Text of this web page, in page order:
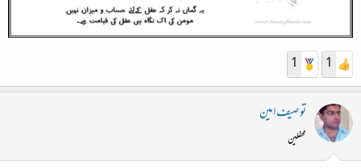
1
1
توصیف امین
محفلین